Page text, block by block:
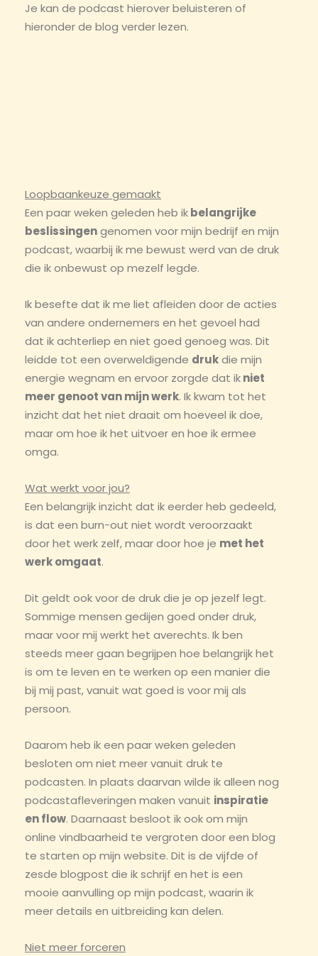
Je kan de podcast hierover beluisteren of
hieronder de blog verder lezen.
Loopbaankeuze gemaakt
Een paar weken geleden heb ikbelangrijke
beslissingengenomen voor mijn bedrijf en mijn
podcast, waarbij ik me bewust werd van de druk
die ik onbewust op mezelf legde.
Ik besefte dat ik me liet afleiden door de acties
van andere ondernemers en het gevoel had
dat ik achterliep en niet goed genoeg was. Dit
leidde tot een overweldigende drukdie mijn
energie wegnam en ervoor zorgde dat ikniet
meer genoot van mijn werk. Ik kwam tot het
inzicht dat het niet draait om hoeveel ik doe,
maar om hoe ik het uitvoer en hoe ik ermee
omga.
Wat werkt voor jou?
Een belangrijk inzicht dat ik eerder heb gedeeld,
is dat een burn-out niet wordt veroorzaakt
door het werk zelf, maar door hoe je met het
werk omgaat.
Dit geldt ook voor de druk die je op jezelf legt.
Sommige mensen gedijen goed onder druk,
maar voor mij werkt het averechts. Ik ben
steeds meer gaan begrijpen hoe belangrijk het
is om te leven en te werken op een manier die
bij mij past, vanuit wat goed is voor mij als
persoon.
Daarom heb ik een paar weken geleden
besloten om niet meer vanuit druk te
podcasten. In plaats daarvan wilde ik alleen nog
podcastafleveringen maken vanuit inspiratie
en flow. Daarnaast besloot ik ook om mijn
online vindbaarheid te vergroten door een blog
te starten op mijn website. Dit is de vijfde of
zesde blogpost die ik schrijf en het is een
mooie aanvulling op mijn podcast, waarin ik
meer details en uitbreiding kan delen.
Niet meer forceren